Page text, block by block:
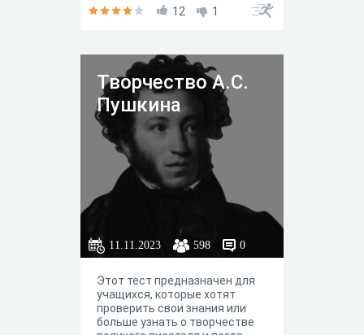
12
1
Творчество А.С.
Пушкина
11.11.2023 598 0
Этот тест предназначен для
учащихся, которые хотят
проверить свои знания или
больше узнать о творчестве